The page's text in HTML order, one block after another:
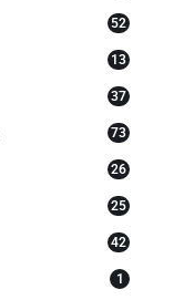
52
13
37
73
26
25
42
1